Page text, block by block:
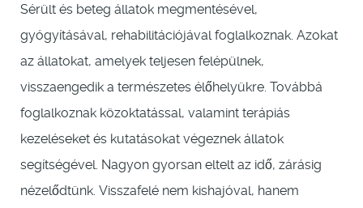
Sérült és beteg állatok megmentésével,
gyógyításával, rehabilitációjával foglalkoznak. Azokat
az állatokat, amelyek teljesen felépülnek,
visszaengedik a természetes élőhelyükre. Továbbá
foglalkoznak közoktatással, valamint terápiás
kezeléseket és kutatásokat végeznek állatok
segítségével. Nagyon gyorsan eltelt az idő, zárásig
nézelődtünk. Visszafelé nem kishajóval, hanem